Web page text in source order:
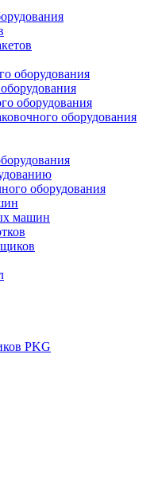
оборудования
оборудования
оборудования
оборудования
машин
PKG